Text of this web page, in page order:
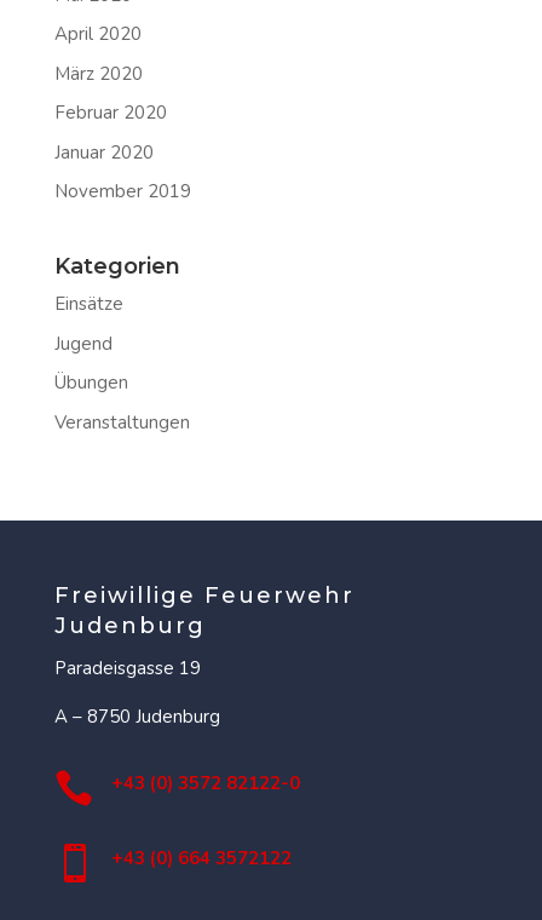
April 2020
März 2020
Februar 2020
Januar 2020
November 2019
Kategorien
Einsätze
Jugend
Übungen
Veranstaltungen
Freiwillige Feuerwehr
Judenburg
Paradeisgasse 19
A – 8750 Judenburg
 +43 (0) 3572 82122-0
 +43 (0) 664 3572122